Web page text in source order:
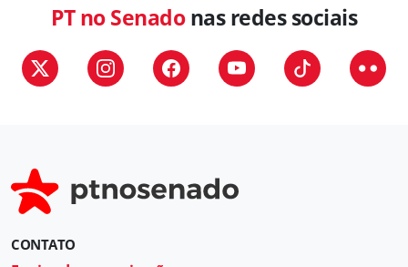
PT no Senadonas redes sociais
CONTATO